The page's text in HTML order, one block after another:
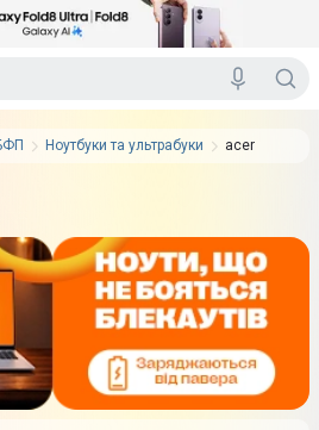
Ноутбуки та ультрабуки acer